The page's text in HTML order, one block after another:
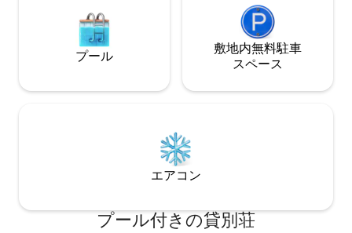
プール
敷地内無料駐⁠車
ス⁠ペ⁠ー⁠ス
エアコン
プール付きの貸別荘